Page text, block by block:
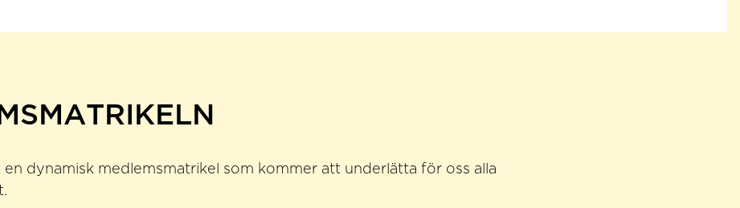
en dynamisk medlemsmatrikel som kommer att underlätta för oss alla